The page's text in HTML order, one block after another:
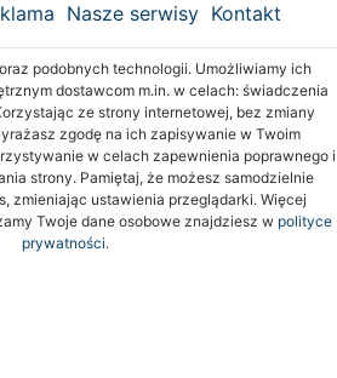
Nasze serwisy Kontakt
podobnych technologii. Umożliwiamy ich
dostawcom m.in. w celach: świadczenia
ze strony internetowej, bez zmiany
zgodę na ich zapisywanie w Twoim
w celach zapewnienia poprawnego i
strony. Pamiętaj, że możesz samodzielnie
zmieniając ustawienia przeglądarki. Więcej
Twoje dane osobowe znajdziesz w polityce
prywatności.